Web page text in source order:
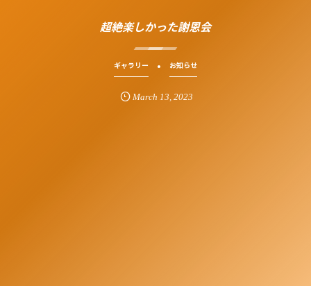
超絶楽しかった謝恩会
ギャラリー お知らせ
March 13 ,2023